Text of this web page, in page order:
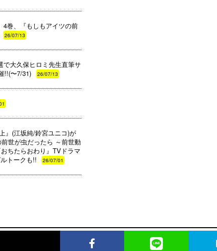
4巻、『もしもアイツの前
26/07/13
で大久保ヒロミ先生直筆サ
!!(〜7/31)
26/07/13
』(江坂純/鈴宮ユニコ)が
世が虫だったら ～前世動
ちたらおわり』TVドラマ
トークも!!
26/07/01